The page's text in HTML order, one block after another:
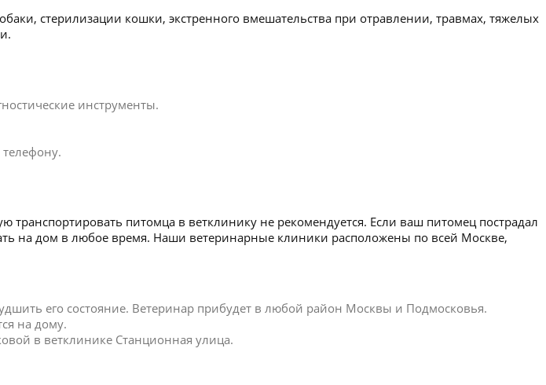
стерилизации кошки, экстренного вмешательства при отравлении, травмах, тяжелых
инструменты.
питомца в ветклинику не рекомендуется. Если ваш питомец пострадал
на дом в любое время. Наши ветеринарные клиники расположены по всей Москве,
его состояние. Ветеринар прибудет в любой район Москвы и Подмосковья.
на дому.
в ветклинике Станционная улица.